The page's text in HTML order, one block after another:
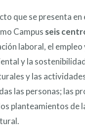
que se presenta en
Campus seis
laboral, el empleo
y la
y las
las personas; las
planteamientos de